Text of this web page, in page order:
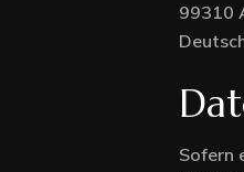
99310
Sofern